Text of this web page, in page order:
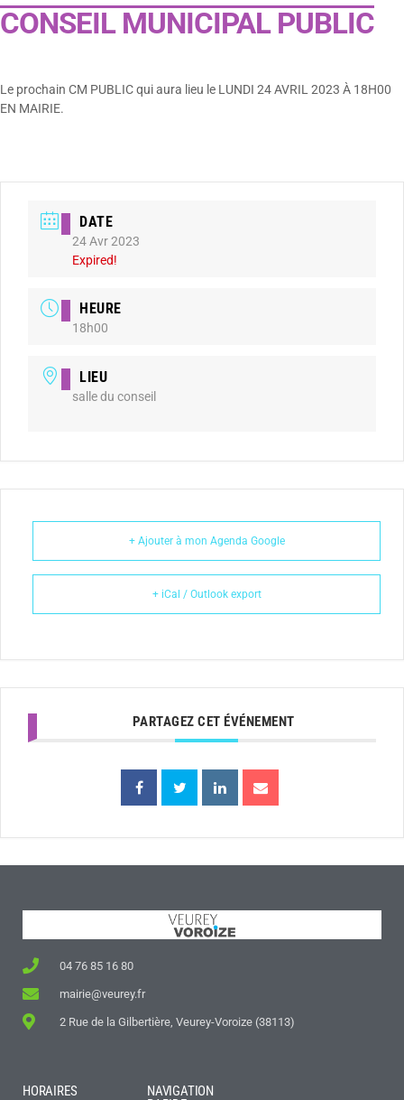
CONSEIL MUNICIPAL PUBLIC
Le prochain CM PUBLIC qui aura lieu le LUNDI 24 AVRIL 2023 À 18H00
EN MAIRIE.
DATE
24 Avr 2023
Expired!
HEURE
18h00
LIEU
salle du conseil
+ Ajouter à mon Agenda Google
+ iCal / Outlook export
PARTAGEZ CET ÉVÉNEMENT
04 76 85 16 80
mairie@veurey.fr
2 Rue de la Gilbertière, Veurey-Voroize (38113)
HORAIRES
NAVIGATION